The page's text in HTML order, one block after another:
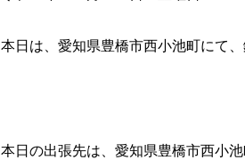
本日は、愛知県豊橋市西小池町にて
本日の出張先は、愛知県豊橋市西小